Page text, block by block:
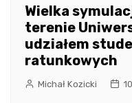
Wielka
terenie
udziałem
ratunkowych
Michał Kozicki